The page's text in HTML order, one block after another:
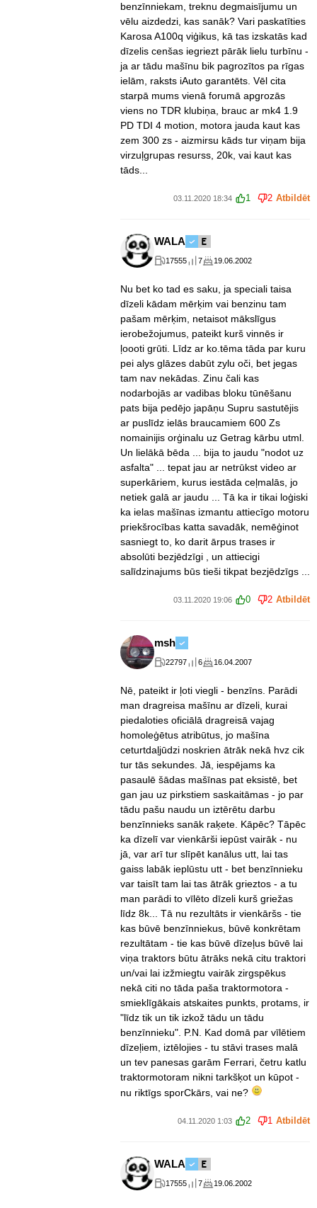
benzīnniekam, treknu degmaisījumu un
vēlu aizdedzi, kas sanāk? Vari paskatīties
Karosa A100q viģikus, kā tas izskatās kad
dīzelis cenšas iegriezt pārāk lielu turbīnu -
ja ar tādu mašīnu bik pagrozītos pa rīgas
ielām, raksts iAuto garantēts. Vēl cita
starpā mums vienā forumā apgrozās
viens no TDR klubiņa, brauc ar mk4 1.9
PD TDI 4 motion, motora jauda kaut kas
zem 300 zs - aizmirsu kāds tur viņam bija
virzuļgrupas resurss, 20k, vai kaut kas
tāds...
03.11.2020 18:34 1 2 Atbildēt
WALA
17555 7 19.06.2002
Nu bet ko tad es saku, ja speciali taisa
dīzeli kādam mērķim vai benzinu tam
pašam mērķim, netaisot mākslīgus
ierobežojumus, pateikt kurš vinnēs ir
ļoooti grūti. Līdz ar ko.tēma tāda par kuru
pei alys glāzes dabūt zylu oči, bet jegas
tam nav nekādas. Zinu čali kas
nodarbojās ar vadibas bloku tūnēšanu
pats bija pedējo japāņu Supru sastutējis
ar puslīdz ielās braucamiem 600 Zs
nomainijis orģinalu uz Getrag kārbu utml.
Un lielākā bēda ... bija to jaudu "nodot uz
asfalta" ... tepat jau ar netrūkst video ar
superkāriem, kurus iestāda ceļmalās, jo
netiek galā ar jaudu ... Tā ka ir tikai loģiski
ka ielas mašīnas izmantu attiecīgo motoru
priekšrocības katta savadāk, nemēģinot
sasniegt to, ko darit ārpus trases ir
absolūti bezjēdzīgi , un attiecigi
salīdzinajums būs tieši tikpat bezjēdzīgs ...
03.11.2020 19:06 0 2 Atbildēt
msh
22797 6 16.04.2007
Nē, pateikt ir ļoti viegli - benzīns. Parādi
man dragreisa mašīnu ar dīzeli, kurai
piedaloties oficiālā dragreisā vajag
homoleģētus atribūtus, jo mašīna
ceturtdaļjūdzi noskrien ātrāk nekā hvz cik
tur tās sekundes. Jā, iespējams ka
pasaulē šādas mašīnas pat eksistē, bet
gan jau uz pirkstiem saskaitāmas - jo par
tādu pašu naudu un iztērētu darbu
benzīnnieks sanāk raķete. Kāpēc? Tāpēc
ka dīzelī var vienkārši iepūst vairāk - nu
jā, var arī tur slīpēt kanālus utt, lai tas
gaiss labāk ieplūstu utt - bet benzīnnieku
var taisīt tam lai tas ātrāk grieztos - a tu
man parādi to vīlēto dīzeli kurš griežas
līdz 8k... Tā nu rezultāts ir vienkāršs - tie
kas būvē benzīnniekus, būvē konkrētam
rezultātam - tie kas būvē dīzeļus būvē lai
viņa traktors būtu ātrāks nekā citu traktori
un/vai lai izžmiegtu vairāk zirgspēkus
nekā citi no tāda paša traktormotora -
smieklīgākais atskaites punkts, protams, ir
"līdz tik un tik izkož tādu un tādu
benzīnnieku". P.N. Kad domā par vīlētiem
dīzeļiem, iztēlojies - tu stāvi trases malā
un tev panesas garām Ferrari, četru katlu
traktormotoram nikni tarkšķot un kūpot -
nu riktīgs sporCkārs, vai ne?
04.11.2020 1:03 2 1 Atbildēt
WALA
17555 7 19.06.2002